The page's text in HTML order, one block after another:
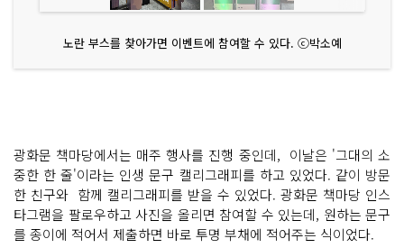
노란 부스를 찾아가면 이벤트에 참여할 수 있다. ⓒ박소예
광화문 책마당에서는 매주 행사를 진행 중인데, 이날은 '그대의 소
중한 한 줄'이라는 인생 문구 캘리그래피를 하고 있었다. 같이 방문
한 친구와 함께 캘리그래피를 받을 수 있었다. 광화문 책마당 인스
타그램을 팔로우하고 사진을 올리면 참여할 수 있는데, 원하는 문구
를 종이에 적어서 제출하면 바로 투명 부채에 적어주는 식이었다.